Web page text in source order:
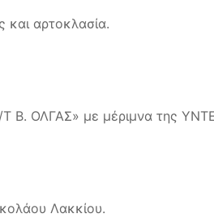
και αρτοκλασία.
Β. ΟΛΓΑΣ» με μέριμνα της
Λακκίου.